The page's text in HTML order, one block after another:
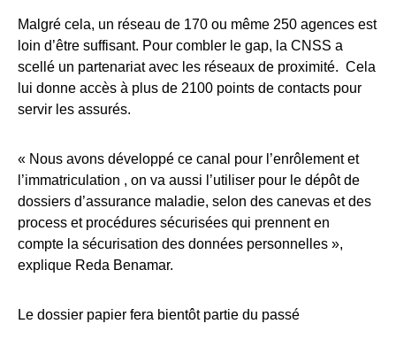
Malgré cela, un réseau de 170 ou même 250 agences est
loin d’être suffisant. Pour combler le gap, la CNSS a
scellé un partenariat avec les réseaux de proximité. Cela
lui donne accès à plus de 2100 points de contacts pour
servir les assurés.
« Nous avons développé ce canal pour l’enrôlement et
l’immatriculation , on va aussi l’utiliser pour le dépôt de
dossiers d’assurance maladie, selon des canevas et des
process et procédures sécurisées qui prennent en
compte la sécurisation des données personnelles »,
explique Reda Benamar.
Le dossier papier fera bientôt partie du passé